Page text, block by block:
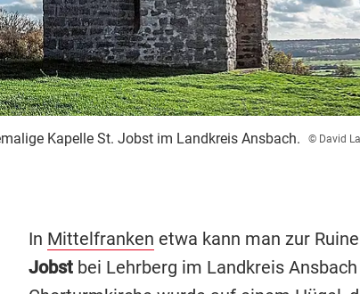
Kapelle St. Jobst im Landkreis Ansbach. © David
In Mittelfranken etwa kann man zur
Jobstbei Lehrberg im Landkreis